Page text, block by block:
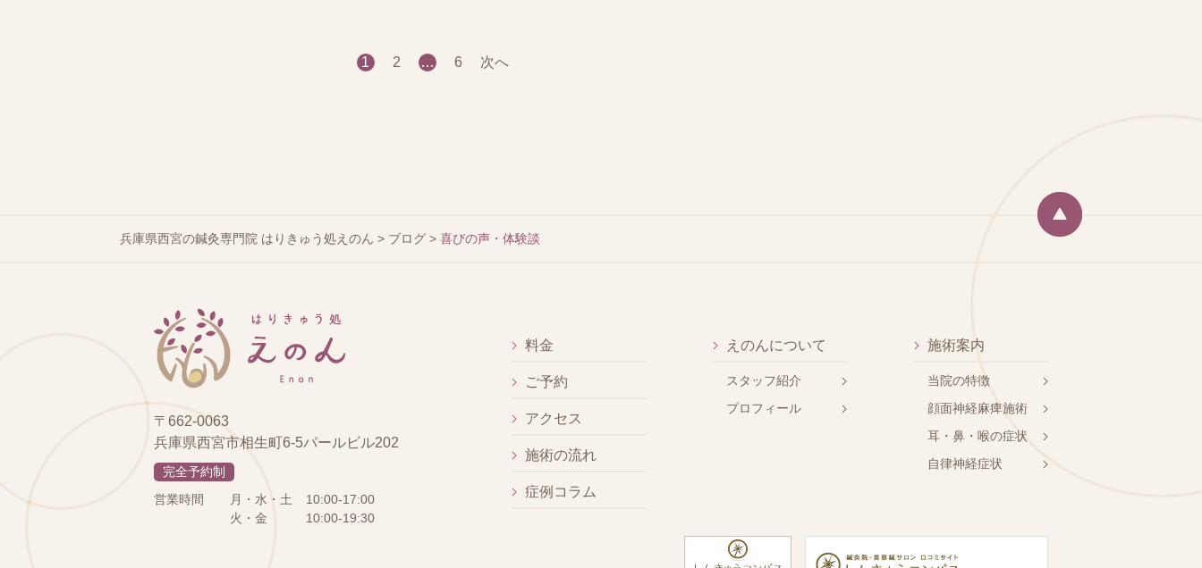
1 2 … 6 次へ
兵庫県西宮の鍼灸専門院 はりきゅう処えのん > ブログ >喜びの声・体験談
〒662-0063
兵庫県西宮市相生町6-5パールビル202
完全予約制
営業時間
月・水・土
10:00-17:00
火・金
10:00-19:30
料金
ご予約
アクセス
施術の流れ
症例コラム
えのんについて
スタッフ紹介
プロフィール
施術案内
当院の特徴
顔面神経麻痺施術
耳・鼻・喉の症状
自律神経症状